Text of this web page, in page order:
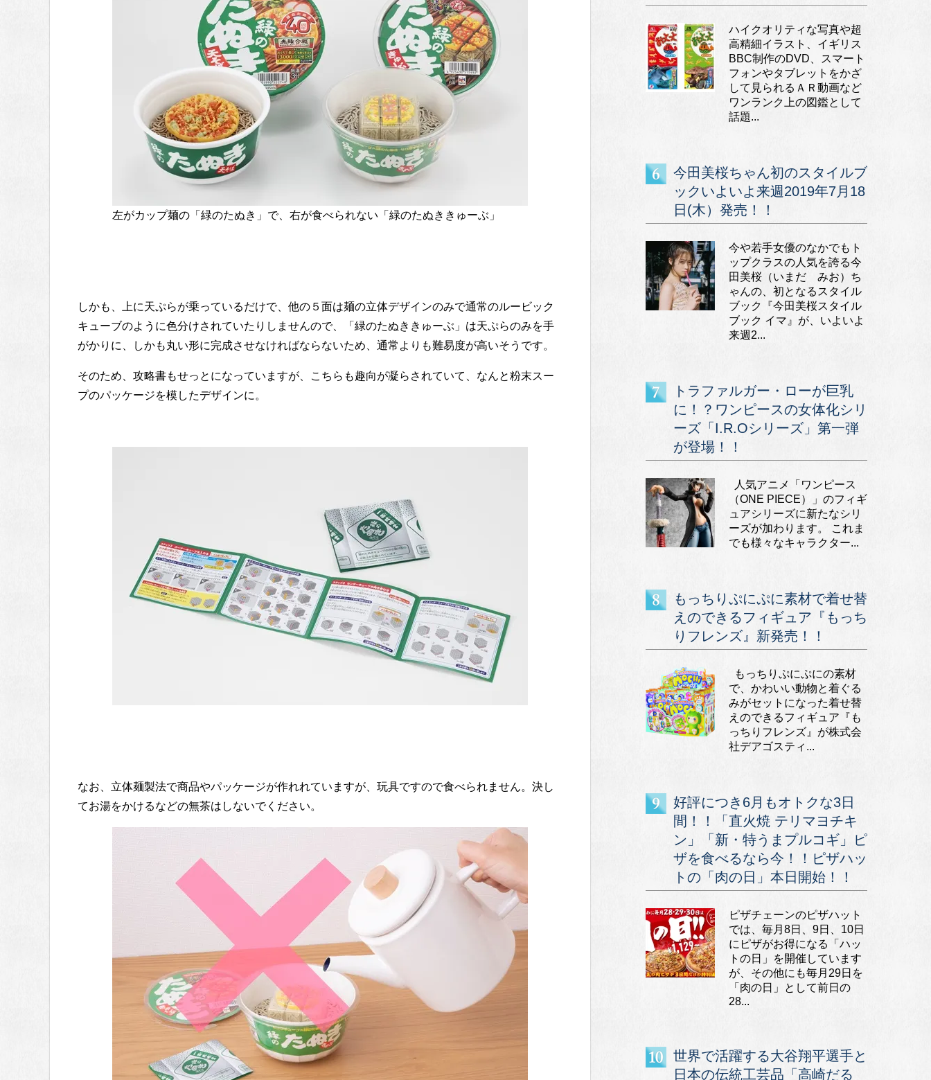
左がカップ麺の「緑のたぬき」で、右が食べられない「緑のたぬききゅーぶ」
しかも、上に天ぷらが乗っているだけで、他の５面は麺の立体デザインのみで通常のルービック
キューブのように色分けされていたりしませんので、「緑のたぬききゅーぶ」は天ぷらのみを手
がかりに、しかも丸い形に完成させなければならないため、通常よりも難易度が高いそうです。
そのため、攻略書もせっとになっていますが、こちらも趣向が凝らされていて、なんと粉末スー
プのパッケージを模したデザインに。
なお、立体麺製法で商品やパッケージが作れれていますが、玩具ですので食べられません。決し
てお湯をかけるなどの無茶はしないでください。
ハイクオリティな写真や超
高精細イラスト、イギリス
BBC制作のDVD、スマート
フォンやタブレットをかざ
して見られるＡＲ動画など
ワンランク上の図鑑として
話題...
今田美桜ちゃん初のスタイルブ
ックいよいよ来週2019年7月18
日(木）発売！！
今や若手女優のなかでもト
ップクラスの人気を誇る今
田美桜（いまだ みお）ち
ゃんの、初となるスタイル
ブック『今田美桜スタイル
ブック イマ』が、いよいよ
来週2...
トラファルガー・ローが巨乳
に！？ワンピースの女体化シリ
ーズ「I.R.Oシリーズ」第一弾
が登場！！
人気アニメ「ワンピース
（ONE PIECE）」のフィギ
ュアシリーズに新たなシリ
ーズが加わります。 これま
でも様々なキャラクター...
もっちりぷにぷに素材で着せ替
えのできるフィギュア『もっち
りフレンズ』新発売！！
もっちりぷにぷにの素材
で、かわいい動物と着ぐる
みがセットになった着せ替
えのできるフィギュア『も
っちりフレンズ』が株式会
社デアゴスティ...
好評につき6月もオトクな3日
間！！「直火焼 テリマヨチキ
ン」「新・特うまプルコギ」ピ
ザを食べるなら今！！ピザハッ
トの「肉の日」本日開始！！
ピザチェーンのピザハット
では、毎月8日、9日、10日
にピザがお得になる「ハッ
トの日」を開催しています
が、その他にも毎月29日を
「肉の日」として前日の
28...
世界で活躍する大谷翔平選手と
日本の伝統工芸品「高崎だる